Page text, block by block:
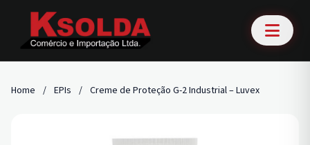
Home / EPIs / Creme de Proteção G-2 Industrial – Luvex